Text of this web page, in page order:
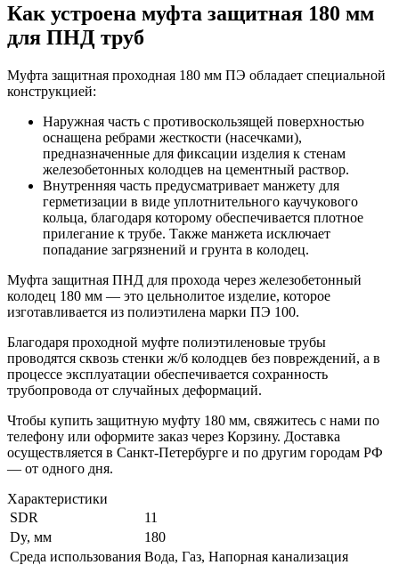
Как устроена муфта защитная 180 мм
для ПНД труб
Муфта защитная проходная 180 мм ПЭ обладает специальной
конструкцией:
Наружная часть с противоскользящей поверхностью
оснащена ребрами жесткости (насечками),
предназначенные для фиксации изделия к стенам
железобетонных колодцев на цементный раствор.
Внутренняя часть предусматривает манжету для
герметизации в виде уплотнительного каучукового
кольца, благодаря которому обеспечивается плотное
прилегание к трубе. Также манжета исключает
попадание загрязнений и грунта в колодец.
Муфта защитная ПНД для прохода через железобетонный
колодец 180 мм — это цельнолитое изделие, которое
изготавливается из полиэтилена марки ПЭ 100.
Благодаря проходной муфте полиэтиленовые трубы
проводятся сквозь стенки ж/б колодцев без повреждений, а в
процессе эксплуатации обеспечивается сохранность
трубопровода от случайных деформаций.
Чтобы купить защитную муфту 180 мм, свяжитесь с нами по
телефону или оформите заказ через Корзину. Доставка
осуществляется в Санкт-Петербурге и по другим городам РФ
— от одного дня.
Характеристики
SDR
11
Dy, мм
180
Среда использования Вода, Газ, Напорная канализация